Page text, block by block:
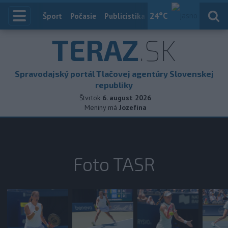
24°C
Index
Šport Počasie Publicistika Slovensko
TERAZ.SK
Spravodajský portál Tlačovej agentúry Slovenskej
republiky
Štvrtok 6. august 2026
Meniny má Jozefína
Foto TASR